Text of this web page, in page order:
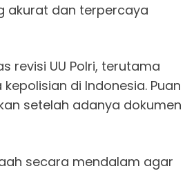
akurat dan terpercaya
revisi UU Polri, terutama
di Indonesia. Puan
setelah adanya dokumen
secara mendalam agar